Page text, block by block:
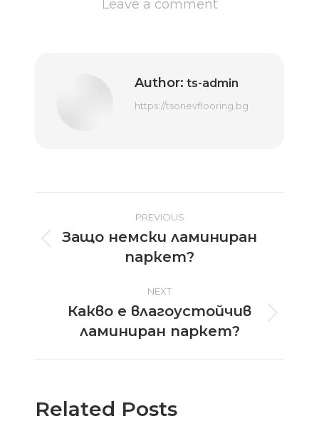
Leave a comment
Author: ts-admin
https://tsonevflooring.bg
navigation
PREVIOUS
Previous
post:
Защо немски ламиниран
паркет?
NEXT
Next
post:
Какво е влагоустойчив
ламиниран паркет?
Related Posts